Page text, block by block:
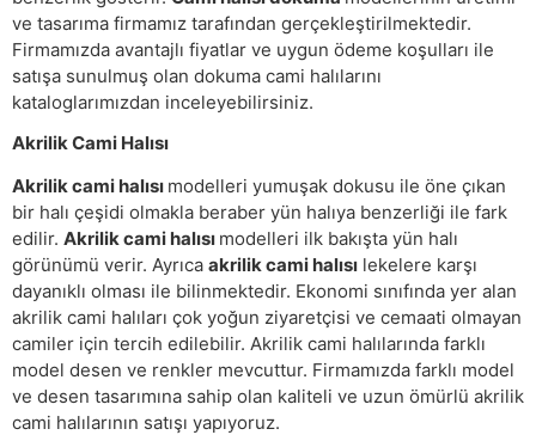
ve tasarıma firmamız tarafından gerçekleştirilmektedir.
Firmamızda avantajlı fiyatlar ve uygun ödeme koşulları ile
satışa sunulmuş olan dokuma cami halılarını
kataloglarımızdan inceleyebilirsiniz.
Akrilik Cami Halısı
Akrilik cami halısı modelleri yumuşak dokusu ile öne çıkan
bir halı çeşidi olmakla beraber yün halıya benzerliği ile fark
edilir. Akrilik cami halısı modelleri ilk bakışta yün halı
görünümü verir. Ayrıca akrilik cami halısı lekelere karşı
dayanıklı olması ile bilinmektedir. Ekonomi sınıfında yer alan
akrilik cami halıları çok yoğun ziyaretçisi ve cemaati olmayan
camiler için tercih edilebilir. Akrilik cami halılarında farklı
model desen ve renkler mevcuttur. Firmamızda farklı model
ve desen tasarımına sahip olan kaliteli ve uzun ömürlü akrilik
cami halılarının satışı yapıyoruz.